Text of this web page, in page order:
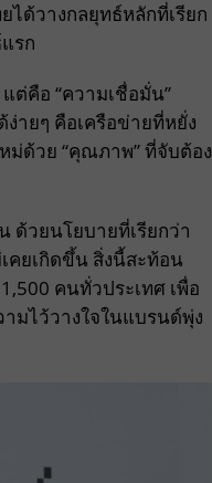
ด้วางกลยุทธ์หลักที่เรียก
รก
ต่คือ “ความเชื่อมั่น”
ายๆ คือเครือข่ายที่หยั่ง
ด้วย “คุณภาพ” ที่จับต้อง
ด้วยนโยบายที่เรียกว่า
คยเกิดขึ้น สิ่งนี้สะท้อน
คนทั่วประเทศ เพื่อ
มไว้วางใจในแบรนด์พุ่ง